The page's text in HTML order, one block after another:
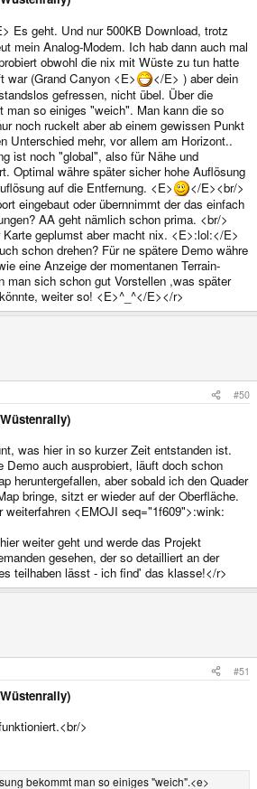
Es geht. Und nur 500KB Download, trotz
mein Analog-Modem. Ich hab dann auch mal
obwohl die nix mit Wüste zu tun hatte
war (Grand Canyon <E>
</E> ) aber dein
gefressen, nicht übel. Über die
man so einiges "weich". Man kann die so
noch ruckelt aber ab einem gewissen Punkt
Unterschied mehr, vor allem am Horizont..
ist noch "global", also für Nähe und
Optimal währe später sicher hohe Auflösung
auf die Entfernung. <E>
</E><br/>
eingebaut oder übernnimmt der das einfach
AA geht nämlich schon prima. <br/>
geplumst aber macht nix. <E>:lol:</E>
schon drehen? Für ne spätere Demo währe
eine Anzeige der momentanen Terrain-
man sich schon gut Vorstellen ,was später
weiter so! <E>^_^</E></r>
#50
was hier in so kurzer Zeit entstanden ist.
Demo auch ausprobiert, läuft doch schon
heruntergefallen, aber sobald ich den Quader
bringe, sitzt er wieder auf der Oberfläche.
weiterfahren <EMOJI seq="1f609">:wink:
weiter geht und werde das Projekt
gesehen, der so detailliert an der
teilhaben lässt - ich find' das klasse!</r>
#51
>
bekommt man so einiges "weich".<e>